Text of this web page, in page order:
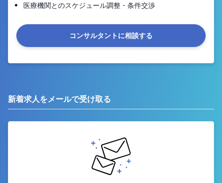
医療機関とのスケジュール調整・条件交渉
コンサルタントに相談する
新着求人をメールで受け取る